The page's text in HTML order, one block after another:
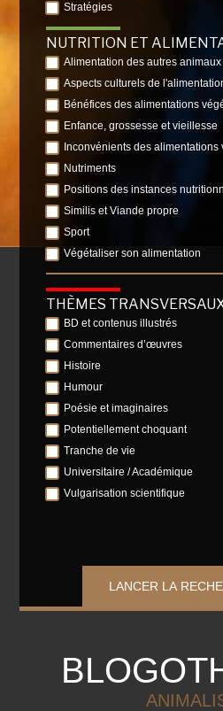
Stratégies
NUTRITION ET
Alimentation des autres animaux
Aspects culturels de
Bénéfices des alimentations
Enfance, grossesse et vieillesse
Inconvénients des alimentations
Nutriments
Positions des instances
Similis et Viande propre
Sport
Végétaliser son alimentation
THÈMES
BD et contenus illustrés
Commentaires d’œuvres
Histoire
Humour
Poésie et imaginaires
Potentiellement choquant
Tranche de vie
Universitaire / Académique
Vulgarisation scientifique
LANCER LA